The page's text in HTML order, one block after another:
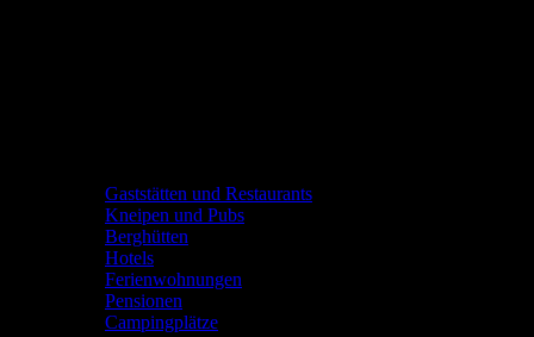
Gaststätten und Restaurants
Kneipen und Pubs
Berghütten
Hotels
Ferienwohnungen
Pensionen
Campingplätze